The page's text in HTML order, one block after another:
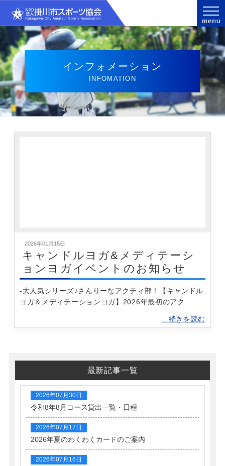
インフォメーション
INFOMATION
2026年01月15日
キャンドルヨガ&メディテーシ
ョンヨガイベントのお知らせ
-大人気シリーズ♪さんりーなアクティ部！【キャンドル
ヨガ＆メディテーションヨガ】2026年最初のアク
...続きを読む
最新記事一覧
2026年07月30日
令和8年8月コース貸出一覧・日程
2026年07月17日
2026年夏のわくわくカードのご案内
2026年07月16日